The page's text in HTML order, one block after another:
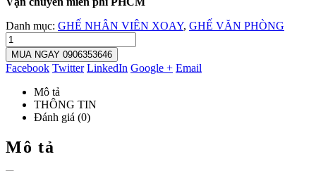
Danh mục: GHẾ NHÂN VIÊN XOAY, GHẾ VĂN PHÒNG
MUA NGAY 0906353646
Facebook Twitter LinkedIn Google + Email
Mô tả
THÔNG TIN
Đánh giá (0)
Mô tả